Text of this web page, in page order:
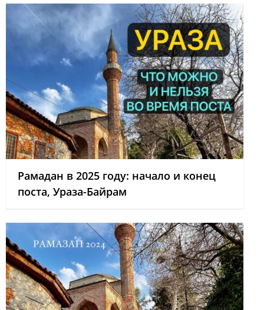
Рамадан в 2025 году: начало и конец
поста, Ураза-Байрам